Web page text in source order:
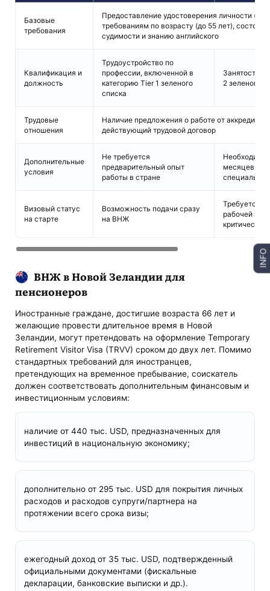
Базовые
требования
Предоставление удостоверения личности
требованиям по возрасту (до 55 лет),
судимости и знанию английского
Квалификация и
должность
Трудоустройство по
профессии, включенной в
категорию Tier 1 зеленого
списка
Занятость
2 зеленого
Трудовые
отношения
Наличие предложения о работе от
действующий трудовой договор
Дополнительные
условия
Не требуется
предварительный опыт
работы в стране
Необходимо
месяцев по
Визовый статус
на старте
Возможность подачи сразу
на ВНЖ
Требуется
рабочей
критически
ВНЖ в Новой Зеландии для
пенсионеров
Иностранные граждане, достигшие возраста 66 лет и
желающие провести длительное время в Новой
Зеландии, могут претендовать на оформление Temporary
Retirement Visitor Visa (TRVV) сроком до двух лет. Помимо
стандартных требований для иностранцев,
претендующих на временное пребывание, соискатель
должен соответствовать дополнительным финансовым и
инвестиционным условиям:
наличие от 440 тыс. USD, предназначенных для
инвестиций в национальную экономику;
дополнительно от 295 тыс. USD для покрытия личных
расходов и расходов супруги/партнера на
протяжении всего срока визы;
ежегодный доход от 35 тыс. USD, подтвержденный
официальными документами (фискальные
декларации, банковские выписки и др.).
INFO